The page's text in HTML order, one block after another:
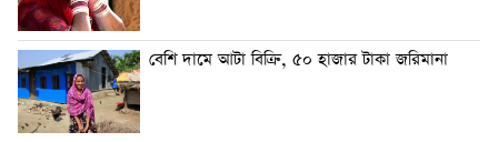
বেশি দামে আটা বিক্রি, ৫০ হাজার টাকা জরিমানা